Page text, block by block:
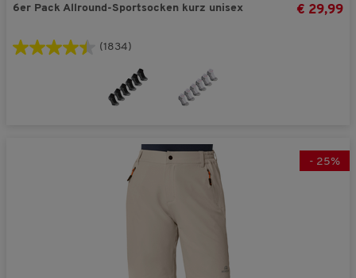
6er Pack Allround-Sportsocken kurz unisex € 29,99
(1834)
- 25%